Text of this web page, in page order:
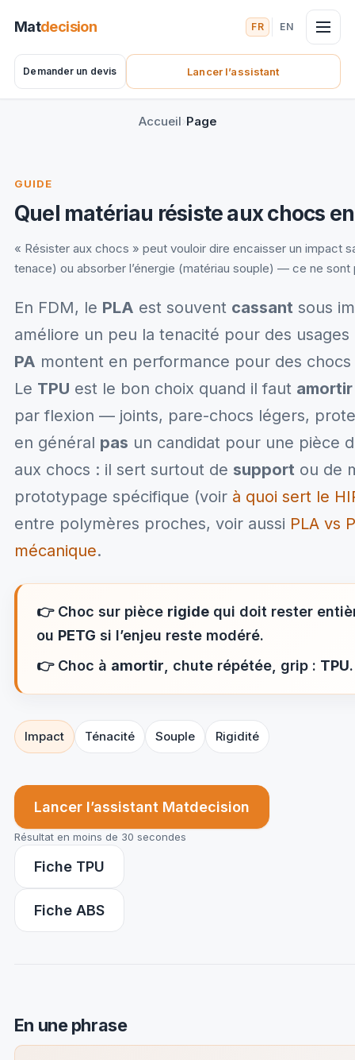
Matdecision FR EN
Demander un devis
(nouvel onglet) Lancer l’assistant
Accueil Page
GUIDE
Quel matériau résiste aux chocs
« Résister aux chocs » peut vouloir dire encaisser un impact
tenace) ou absorber l’énergie (matériau souple) — ce ne
En FDM, le PLA est souvent cassantsous
améliore un peu la tenacité pour des usages
PA montent en performance pour des
Le TPU est le bon choix quand il faut amortir
par flexion — joints, pare-chocs légers,
en général pas un candidat pour une pièce
aux chocs : il sert surtout de supportou de
prototypage spécifique (voir à quoi sert le
entre polymères proches, voir aussi PLA vs
mécanique.
👉Choc sur pièce rigidequi doit rester
ou PETG si l’enjeu reste modéré.
👉Choc à amortir , chute répétée, grip : TPU.
Impact Ténacité Souple Rigidité
Lancer l’assistant Matdecision
Résultat en moins de 30 secondes
Fiche TPU
Fiche ABS
En une phrase